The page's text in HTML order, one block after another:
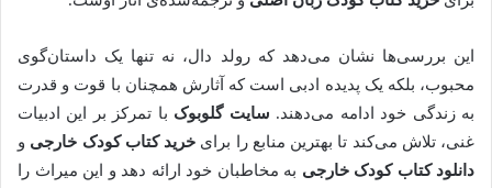
این بررسی‌ها نشان می‌دهد که رولد دال، نه تنها یک داستان‌گوی
محبوب، بلکه یک پدیده ادبی است که آثارش همچنان با قوت و قدرت
به زندگی خود ادامه می‌دهند. سایت گلوبوک با تمرکز بر این ادبیات
غنی، تلاش می‌کند تا بهترین منابع را برای خرید کتاب کودک خارجی و
دانلود کتاب کودک خارجی به مخاطبان خود ارائه دهد و این میراث را